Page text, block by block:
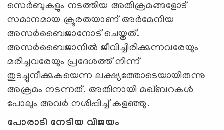
സെർബുകളും നടത്തിയ അതിക്രമങ്ങളോട്
സമാനമായ ക്രൂരതയാണ് അർമേനിയ
അസര്‍ബൈജാനോട് ചെയ്തത്.
അസർബൈജാനിൽ ജീവിച്ചിരിക്കുന്നവരേയും
മരിച്ചവരേയും പ്രദേശത്ത് നിന്ന്
തുടച്ചുനീക്കുകയെന്ന ലക്ഷ്യത്തോടെയായിരുന്നു
അക്രമം നടന്നത്. അതിനായി മഖ്ബറകള്‍
പോലും അവര്‍ നശിപ്പിച്ച് കളഞ്ഞു.
പോരാടി നേടിയ വിജയം